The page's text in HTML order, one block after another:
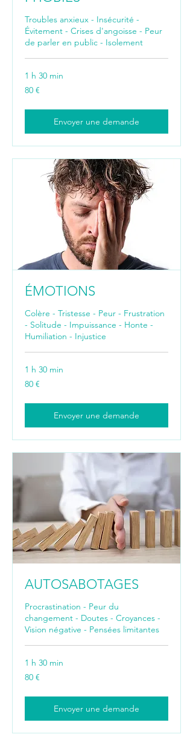
Troubles anxieux - Insécurité -
Évitement - Crises d'angoisse - Peur
de parler en public - Isolement
1 h 30 min
80
euros
80 €
Envoyer une demande
ÉMOTIONS
Colère - Tristesse - Peur - Frustration
- Solitude - Impuissance - Honte -
Humiliation - Injustice
1 h 30 min
80
euros
80 €
Envoyer une demande
AUTOSABOTAGES
Procrastination - Peur du
changement - Doutes - Croyances -
Vision négative - Pensées limitantes
1 h 30 min
80
euros
80 €
Envoyer une demande